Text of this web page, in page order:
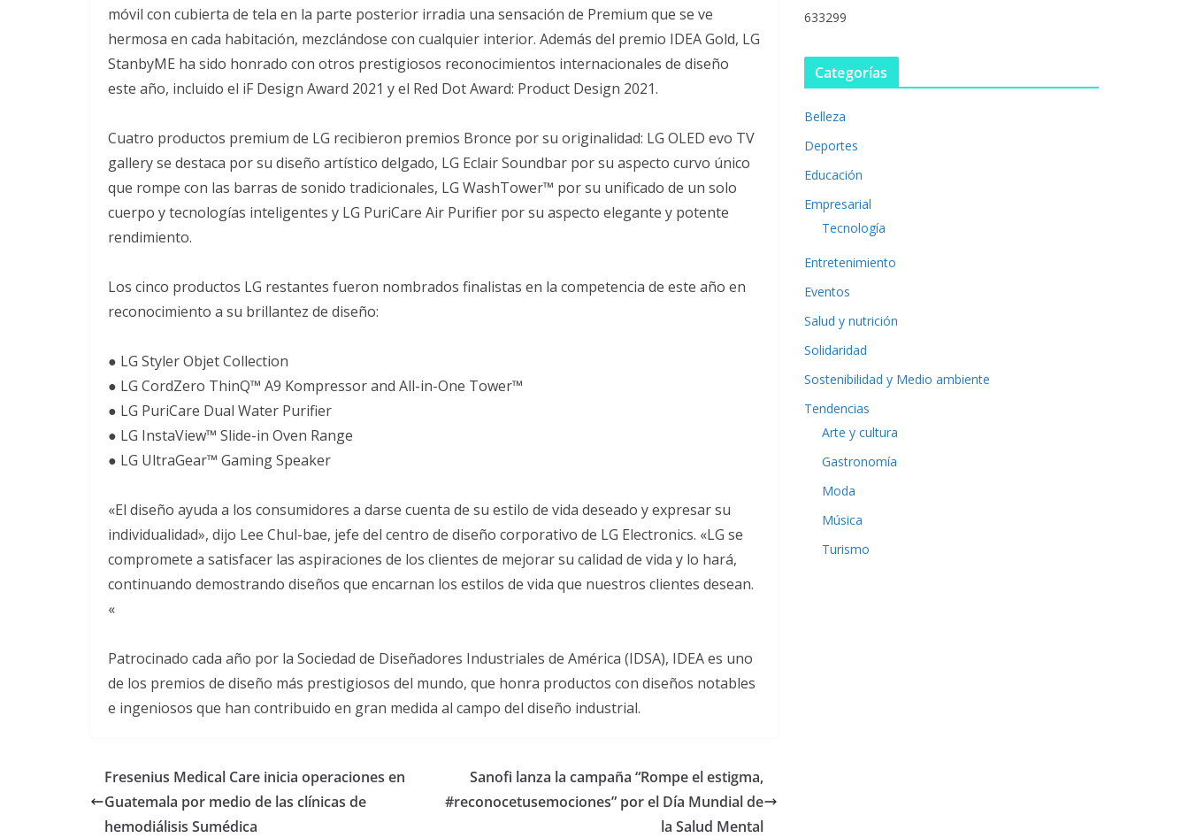
móvil con cubierta de tela en la parte posterior irradia una sensación de Premium que se ve
hermosa en cada habitación, mezclándose con cualquier interior. Además del premio IDEA Gold, LG
StanbyME ha sido honrado con otros prestigiosos reconocimientos internacionales de diseño
este año, incluido el iF Design Award 2021 y el Red Dot Award: Product Design 2021.
Cuatro productos premium de LG recibieron premios Bronce por su originalidad: LG OLED evo TV
gallery se destaca por su diseño artístico delgado, LG Eclair Soundbar por su aspecto curvo único
que rompe con las barras de sonido tradicionales, LG WashTower™ por su unificado de un solo
cuerpo y tecnologías inteligentes y LG PuriCare Air Purifier por su aspecto elegante y potente
rendimiento.
Los cinco productos LG restantes fueron nombrados finalistas en la competencia de este año en
reconocimiento a su brillantez de diseño:
● LG Styler Objet Collection
● LG CordZero ThinQ™ A9 Kompressor and All-in-One Tower™
● LG PuriCare Dual Water Purifier
● LG InstaView™ Slide-in Oven Range
● LG UltraGear™ Gaming Speaker
«El diseño ayuda a los consumidores a darse cuenta de su estilo de vida deseado y expresar su
individualidad», dijo Lee Chul-bae, jefe del centro de diseño corporativo de LG Electronics. «LG se
compromete a satisfacer las aspiraciones de los clientes de mejorar su calidad de vida y lo hará,
continuando demostrando diseños que encarnan los estilos de vida que nuestros clientes desean.
«
Patrocinado cada año por la Sociedad de Diseñadores Industriales de América (IDSA), IDEA es uno
de los premios de diseño más prestigiosos del mundo, que honra productos con diseños notables
e ingeniosos que han contribuido en gran medida al campo del diseño industrial.
Fresenius Medical Care inicia operaciones en
Guatemala por medio de las clínicas de
hemodiálisis Sumédica
Sanofi lanza la campaña “Rompe el estigma,
#reconocetusemociones” por el Día Mundial de
la Salud Mental
633299
Categorías
Belleza
Deportes
Educación
Empresarial
Tecnología
Entretenimiento
Eventos
Salud y nutrición
Solidaridad
Sostenibilidad y Medio ambiente
Tendencias
Arte y cultura
Gastronomía
Moda
Música
Turismo